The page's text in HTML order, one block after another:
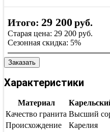
Итого: 29 200руб.
Старая цена: 29 200 руб.
Сезонная скидка: 5%
Заказать
Характеристики
Материал
Качество гранита Высший
Происхождение
Карелия